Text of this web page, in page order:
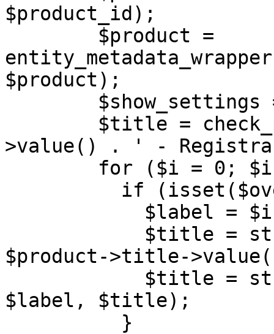
$product_id);
$product =
$product);
$show_settings =
$title =
>value() . ' -
for ($i = 0; $i <
if
$label = $i
$title =
$product->title-
$title =
$label, $title);
}